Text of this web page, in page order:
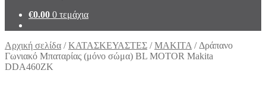
€0.00 0 τεμάχια
Αρχική σελίδα /ΚΑΤΑΣΚΕΥΑΣΤΕΣ /MAKITA / Δράπανο
Γωνιακό Μπαταρίας (μόνο σώμα) BL MOTOR Makita
DDA460ZK